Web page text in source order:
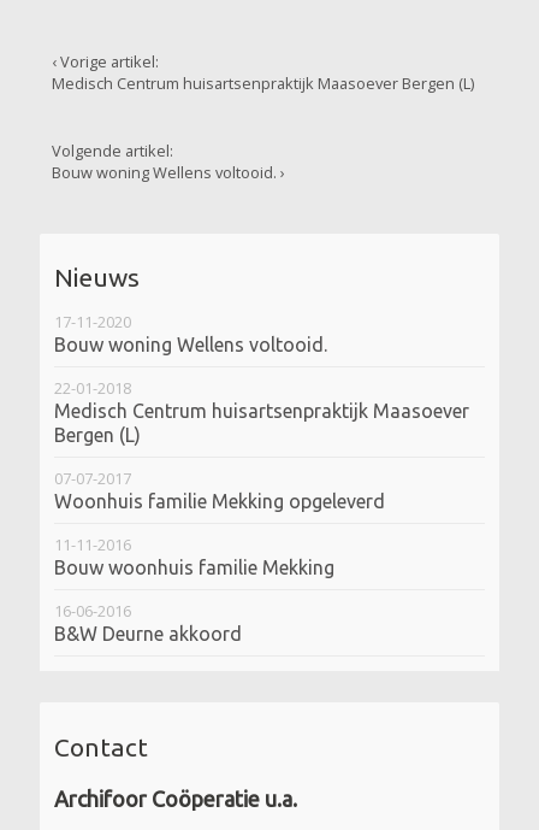
‹ Vorige artikel:
Medisch Centrum huisartsenpraktijk Maasoever Bergen (L)
Volgende artikel:
Bouw woning Wellens voltooid. ›
Nieuws
17-11-2020
Bouw woning Wellens voltooid.
22-01-2018
Medisch Centrum huisartsenpraktijk Maasoever
Bergen (L)
07-07-2017
Woonhuis familie Mekking opgeleverd
11-11-2016
Bouw woonhuis familie Mekking
16-06-2016
B&W Deurne akkoord
Contact
Archifoor Coöperatie u.a.